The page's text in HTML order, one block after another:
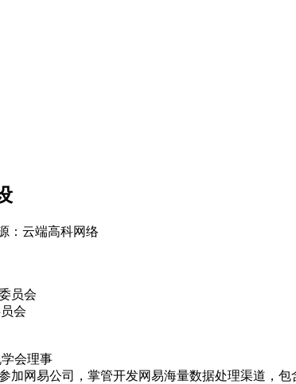
：云端高科网络
员会
会
会理事
加网易公司，掌管开发网易海量数据处理渠道，